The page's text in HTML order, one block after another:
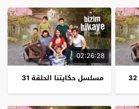
02:26:28
مسلسل حكايتنا الحلقة 31